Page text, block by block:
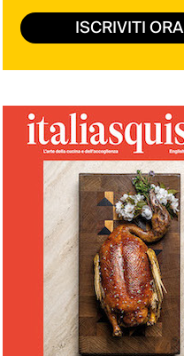
ISCRIVITI ORA